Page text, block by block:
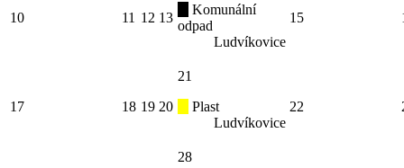
10 11 12 13
Komunální
odpad
Ludvíkovice
15
17 18 19 20
21
Plast
Ludvíkovice
22
28